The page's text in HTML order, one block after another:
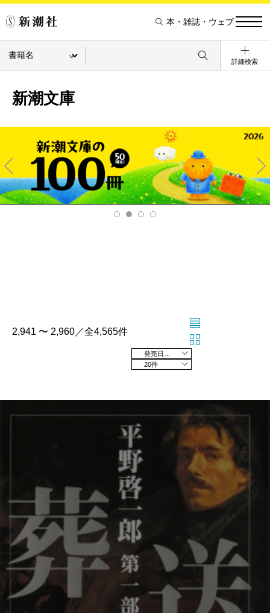
本・雑誌・ウェブ
詳細検索
新潮文庫
Pre
v
Ne
xt
2,941 〜 2,960／全4,565件
20件